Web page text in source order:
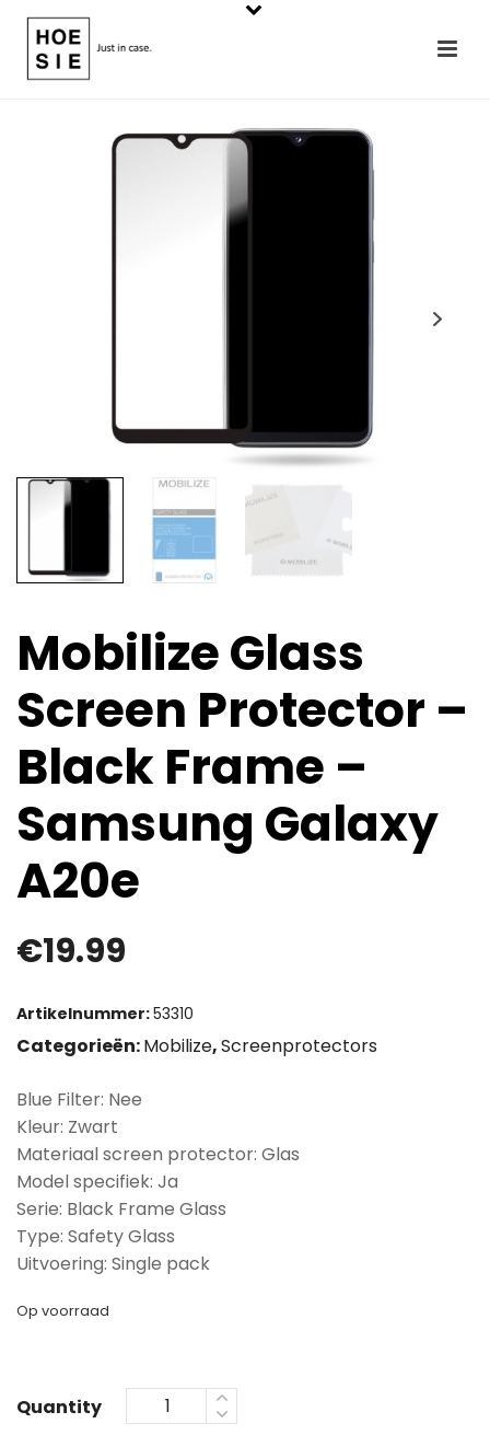
Mobilize Glass
Screen Protector –
Black Frame –
Samsung Galaxy
A20e
€19.99
Artikelnummer:53310
Categorieën:Mobilize,Screenprotectors
Blue Filter: Nee
Kleur: Zwart
Materiaal screen protector: Glas
Model specifiek: Ja
Serie: Black Frame Glass
Type: Safety Glass
Uitvoering: Single pack
Op voorraad
Quantity